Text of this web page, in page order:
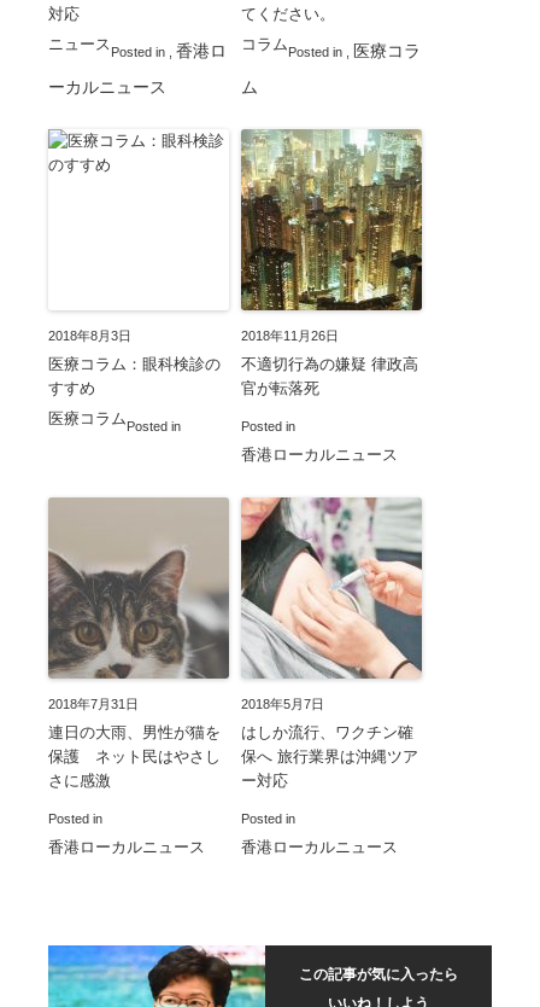
対応
Posted in
ニュース
香港ロ
ーカルニュース
てください。
Posted in
コラム
医療コラ
ム
2018年8月3日
医療コラム：眼科検診の
すすめ
Posted in
医療コラム
2018年11月26日
不適切行為の嫌疑 律政高
官が転落死
Posted in
香港ローカルニュース
2018年7月31日
連日の大雨、男性が猫を
保護 ネット民はやさし
さに感激
Posted in
香港ローカルニュース
2018年5月7日
はしか流行、ワクチン確
保へ 旅行業界は沖縄ツア
ー対応
Posted in
香港ローカルニュース
この記事が気に入ったら